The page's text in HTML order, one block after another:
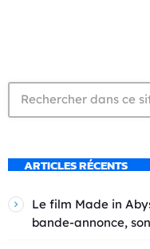
ARTICLES RÉCENTS
Le film Made in
bande-annonce,